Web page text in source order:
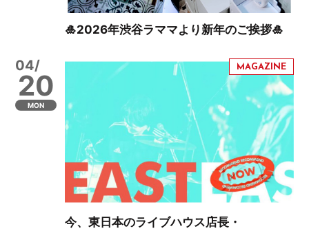
🎍2026年渋谷ラママより新年のご挨拶🎍
04/
20
MON
今、東日本のライブハウス店長・